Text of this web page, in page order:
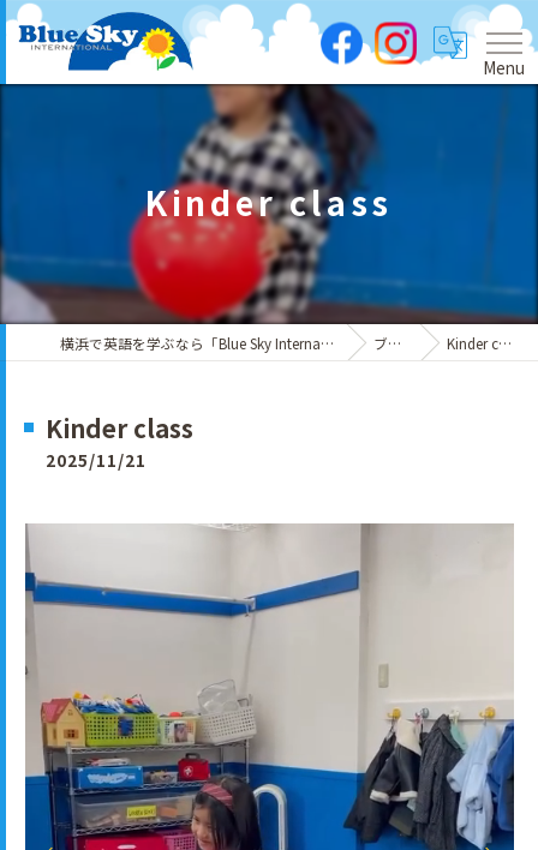
Menu
Kinder class
横浜で英語を学ぶなら「Blue Sky International」 ブログ Kinder class
Kinder class
2025/11/21